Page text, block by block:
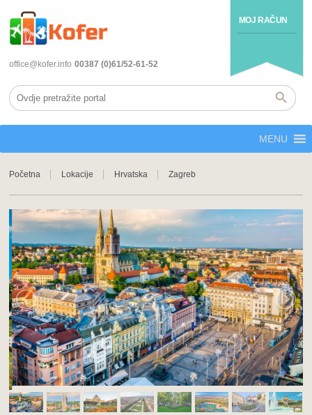
MOJ RAČUN
office@kofer.info 00387 (0)61/52-61-52
MENU
Početna Lokacije Hrvatska Zagreb